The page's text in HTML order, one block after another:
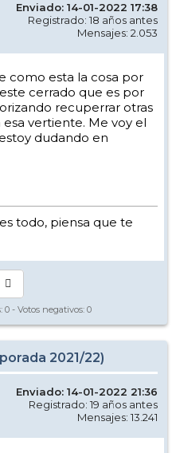
Enviado: 14-01-2022 17:38
Registrado: 18 años antes
Mensajes: 2.053
como esta la cosa por
cerrado que es por
recuperrar otras
vertiente. Me voy el
dudando en
todo, piensa que te
0 - Votos negativos: 0
2021/22)
Enviado: 14-01-2022 21:36
Registrado: 19 años antes
Mensajes: 13.241